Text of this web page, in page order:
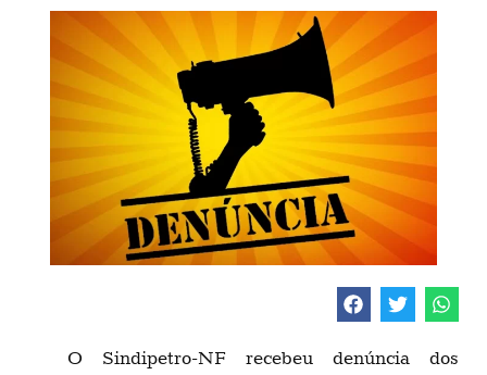
O Sindipetro-NF recebeu denúncia dos